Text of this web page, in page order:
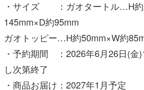
・予約期間 ：2026年6月26日(金
し次第終了
・商品お届け：2027年1月予定
・商品名 ：